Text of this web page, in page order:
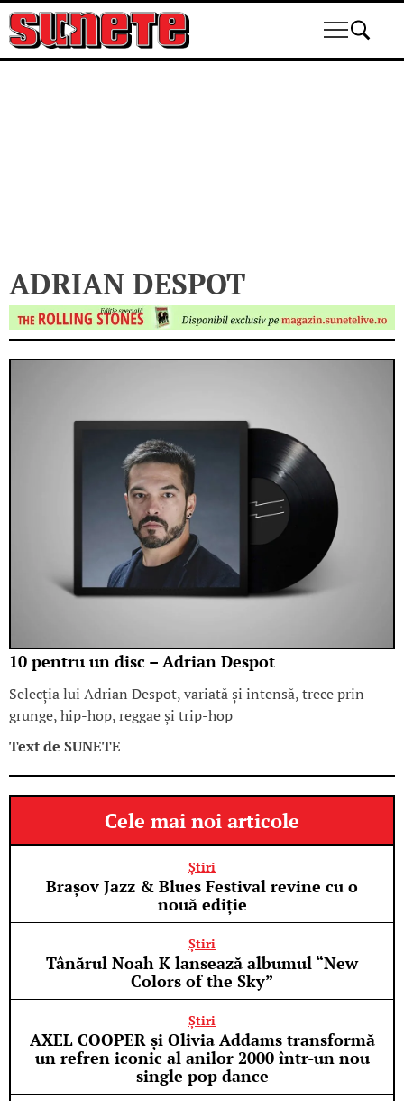
ADRIAN DESPOT
10 pentru un disc – Adrian Despot
Selecția lui Adrian Despot, variată și intensă, trece prin
grunge, hip-hop, reggae și trip-hop
Text de SUNETE
Cele mai noi articole
Brașov Jazz & Blues Festival revine cu o
nouă ediție
Știri
Tânărul Noah K lansează albumul “New
Colors of the Sky”
Știri
AXEL COOPER și Olivia Addams transformă
un refren iconic al anilor 2000 într-un nou
single pop dance
Știri